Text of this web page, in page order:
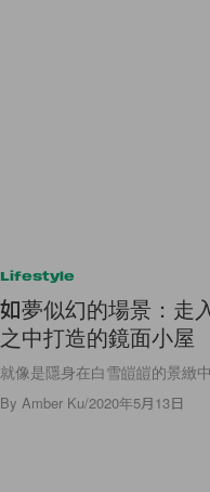
Lifestyle
如夢似幻的場景：走
之中打造的鏡面小屋
就像是隱身在白雪皚皚的景緻
By Amber Ku/2020年5月13日